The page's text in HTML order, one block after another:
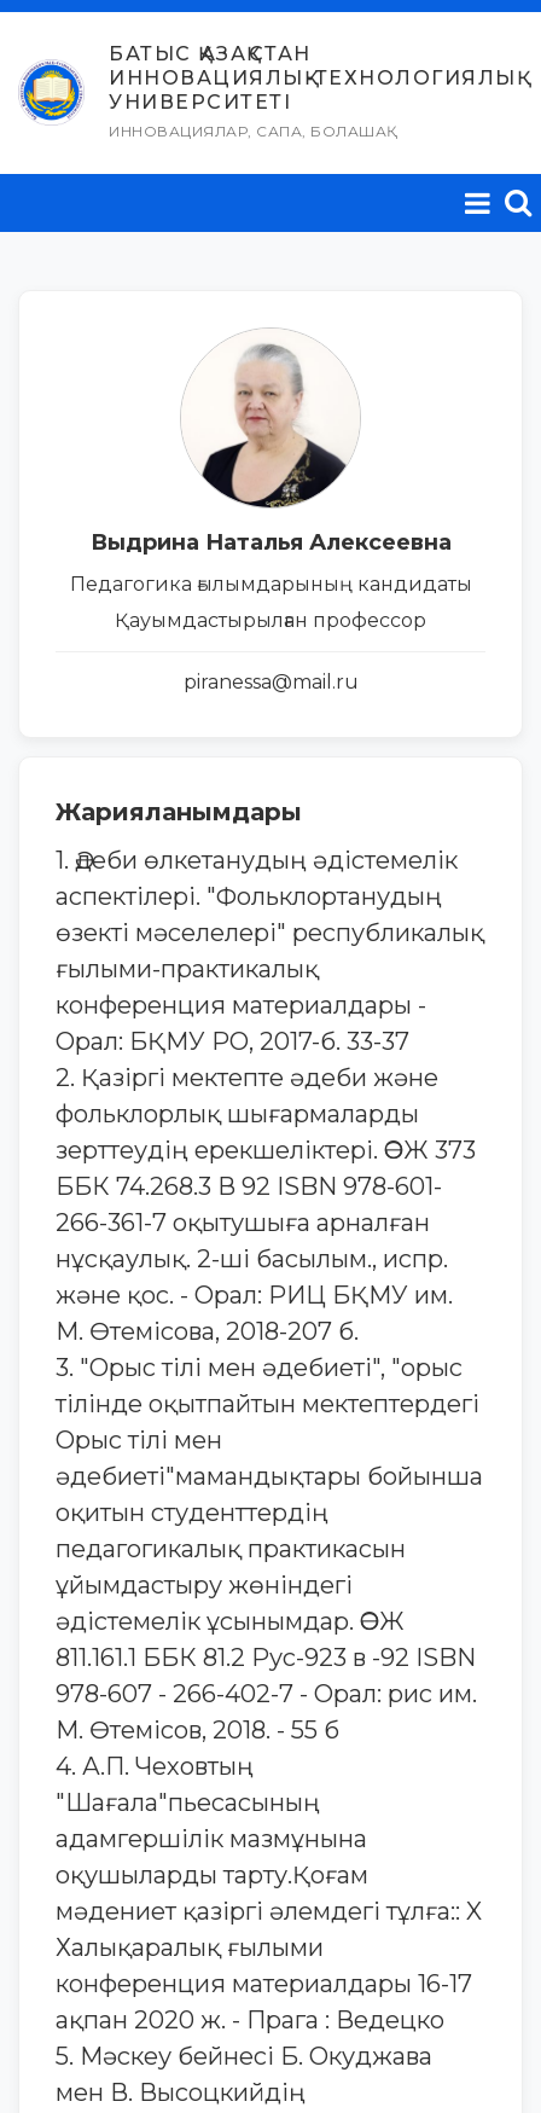
Skip
content
БАТЫС ҚАЗАҚСТАН
ИННОВАЦИЯЛЫҚ-ТЕХНОЛОГИЯЛЫҚ
УНИВЕРСИТЕТІ
ИННОВАЦИЯЛАР, САПА, БОЛАШАҚ
Выдрина Наталья Алексеевна
Педагогика ғылымдарының кандидаты
Қауымдастырылған профессор
piranessa@mail.ru
Жарияланымдары
1. Әдеби өлкетанудың әдістемелік
аспектілері. "Фольклортанудың
өзекті мәселелері" республикалық
ғылыми-практикалық
конференция материалдары -
Орал: БҚМУ РО, 2017-б. 33-37
2. Қазіргі мектепте әдеби және
фольклорлық шығармаларды
зерттеудің ерекшеліктері. ӘОЖ 373
ББК 74.268.3 В 92 ISBN 978-601-
266-361-7 оқытушыға арналған
нұсқаулық. 2-ші басылым., испр.
және қос. - Орал: РИЦ БҚМУ им.
М. Өтемісова, 2018-207 б.
3. "Орыс тілі мен әдебиеті", "орыс
тілінде оқытпайтын мектептердегі
Орыс тілі мен
әдебиеті"мамандықтары бойынша
оқитын студенттердің
педагогикалық практикасын
ұйымдастыру жөніндегі
әдістемелік ұсынымдар. ӘОЖ
811.161.1 ББК 81.2 Рус-923 в -92 ISBN
978-607 - 266-402-7 - Орал: рис им.
М. Өтемісов, 2018. - 55 б
4. А.П. Чеховтың
"Шағала"пьесасының
адамгершілік мазмұнына
оқушыларды тарту.Қоғам
мәдениет қазіргі әлемдегі тұлға:: X
Халықаралық ғылыми
конференция материалдары 16-17
ақпан 2020 ж. - Прага : Ведецко
5. Мәскеу бейнесі Б. Окуджава
мен В. Высоцкийдің